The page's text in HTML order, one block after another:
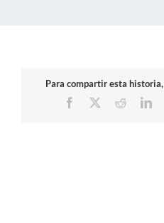
Para compartir esta
Facebook
Reddit